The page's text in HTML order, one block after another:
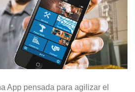
App pensada para agilizar el